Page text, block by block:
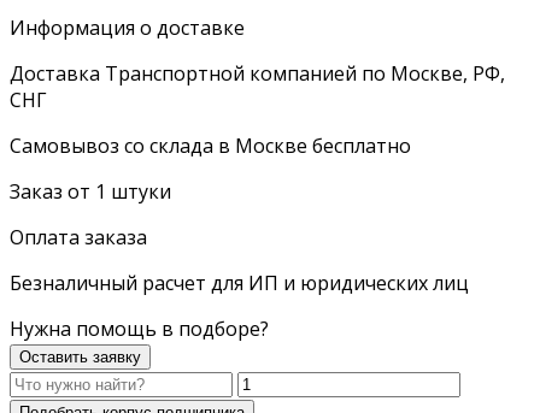
Информация о доставке
Доставка Транспортной компанией по Москве, РФ,
СНГ
Самовывоз со склада в Москве бесплатно
Заказ от 1 штуки
Оплата заказа
Безналичный расчет для ИП и юридических лиц
Нужна помощь в подборе?
Оставить заявку